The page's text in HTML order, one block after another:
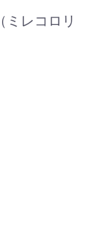
ミレコロリ